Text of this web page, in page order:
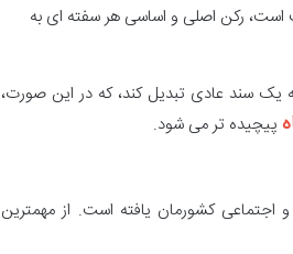
است، رکن اصلی و اساسی هر سفته ای به
یک سند عادی تبدیل کند، که در این صورت،
پیچیده تر می شود.
کشورمان یافته است. از مهمترین